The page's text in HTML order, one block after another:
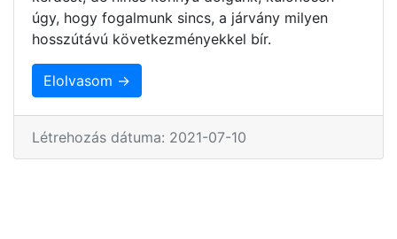
úgy, hogy fogalmunk sincs, a járvány milyen
hosszútávú következményekkel bír.
Elolvasom →
Létrehozás dátuma: 2021-07-10